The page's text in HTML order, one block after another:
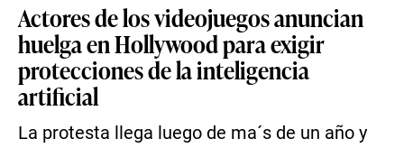
Actores de los videojuegos anuncian
huelga en Hollywood para exigir
protecciones de la inteligencia
artificial
La protesta llega luego de ma´s de un año y